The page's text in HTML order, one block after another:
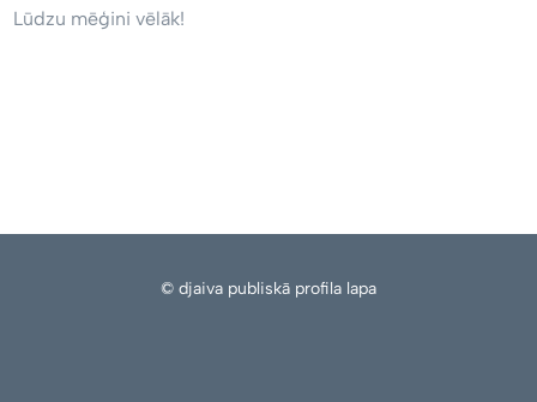
Lūdzu mēģini vēlāk!
© djaiva publiskā profila lapa